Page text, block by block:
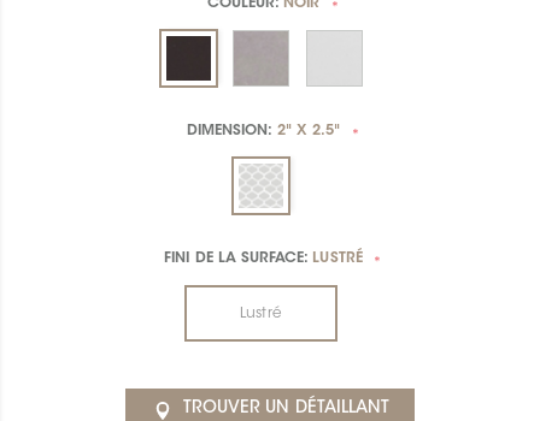
COULEUR: NOIR *
DIMENSION: 2" X 2.5" *
FINI DE LA SURFACE: LUSTRÉ *
Lustré
TROUVER UN DÉTAILLANT